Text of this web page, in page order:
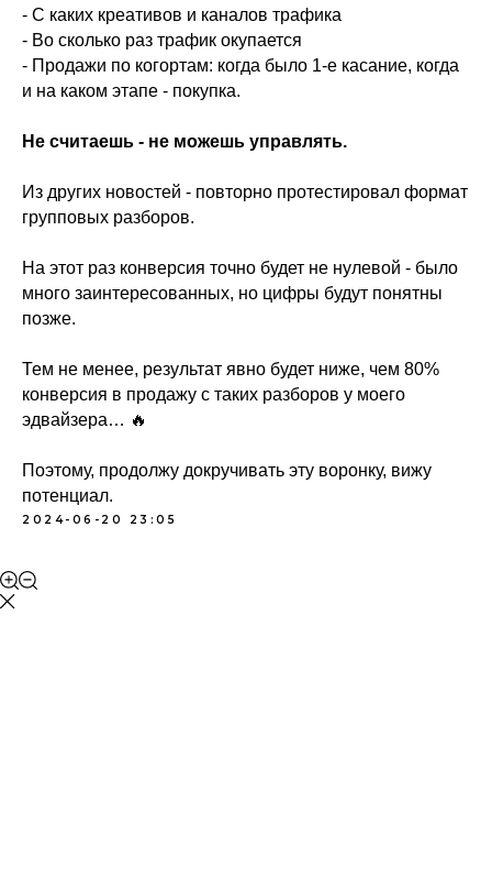
- ⁠С каких креативов и каналов трафика
- ⁠Во сколько раз трафик окупается
- ⁠Продажи по когортам: когда было 1-е касание, когда
и на каком этапе - покупка.
Не считаешь - не можешь управлять.
Из других новостей - повторно протестировал формат
групповых разборов.
На этот раз конверсия точно будет не нулевой - было
много заинтересованных, но цифры будут понятны
позже.
Тем не менее, результат явно будет ниже, чем 80%
конверсия в продажу с таких разборов у моего
эдвайзера… 🔥
Поэтому, продолжу докручивать эту воронку, вижу
потенциал.
2024-06-20 23:05